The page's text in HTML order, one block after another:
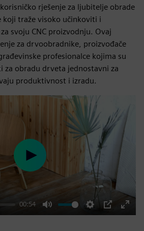
rješenje za ljubitelje obrade
koji traže visoko učinkoviti i
svoju CNC proizvodnju. Ovaj
za drvoobradnike, proizvođače
profesionalce kojima su
za obradu drveta jednostavni za
produktivnost i izradu.
00:54
Mute Settings
PIP
Enter
Play